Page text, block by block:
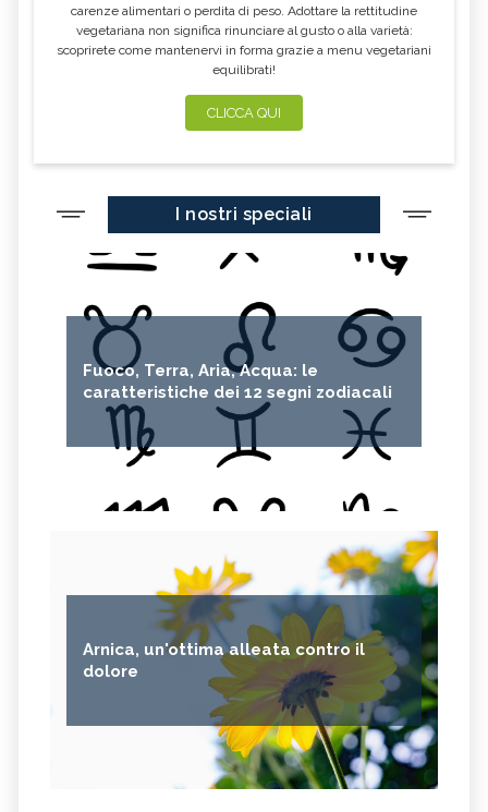
carenze alimentari o perdita di peso. Adottare la rettitudine
vegetariana non significa rinunciare al gusto o alla varietà:
scoprirete come mantenervi in forma grazie a menu vegetariani
equilibrati!
CLICCA QUI
I nostri speciali
Fuoco, Terra, Aria, Acqua: le
caratteristiche dei 12 segni zodiacali
Arnica, un'ottima alleata contro il
dolore